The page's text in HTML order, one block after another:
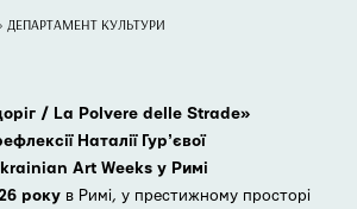
› ДЕПАРТАМЕНТ КУЛЬТУРИ
/ La Polvere delle Strade»
Наталії Гурʼєвої
Art Weeks у Римі
року в Римі, у престижному просторі